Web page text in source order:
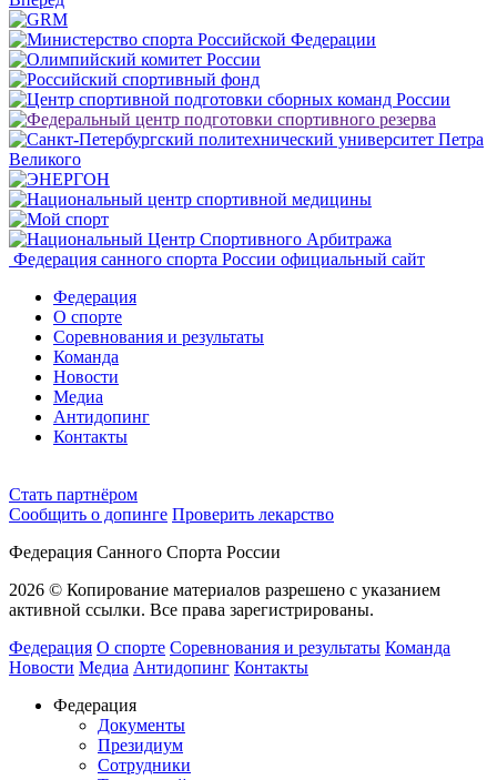
Федерация санного спорта России официальный сайт
Федерация
О спорте
Соревнования и результаты
Команда
Новости
Медиа
Антидопинг
Контакты
Cтать партнёром
Сообщить о допинге Проверить лекарство
Федерация Санного Спорта России
2026 © Копирование материалов разрешено с указанием
активной ссылки. Все права зарегистрированы.
Федерация О спорте Соревнования и результаты Команда
Новости Медиа Антидопинг Контакты
Федерация
Документы
Президиум
Сотрудники